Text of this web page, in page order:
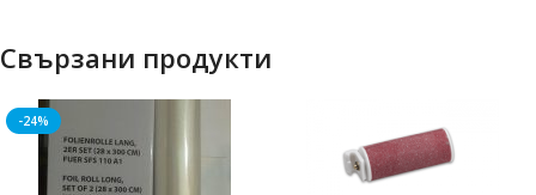
Свързани продукти
-24%